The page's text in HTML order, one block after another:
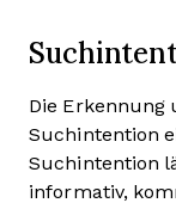
Die Erkennung
Suchintention
Suchintention
informativ,